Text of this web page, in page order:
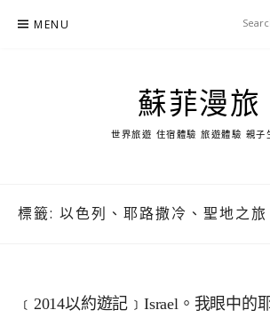
MENU
蘇菲漫旅
世界旅遊 住宿體驗 旅遊體驗 親子
標籤: 以色列、耶路撒冷、聖地之
﹝2014以約遊記﹞Israel。我眼中的